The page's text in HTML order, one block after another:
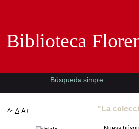
"La
Biblioteca
Búsqueda simple
A- A A+